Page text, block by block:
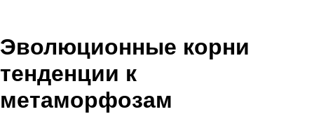
Эволюционные корни
тенденции к
метаморфозам